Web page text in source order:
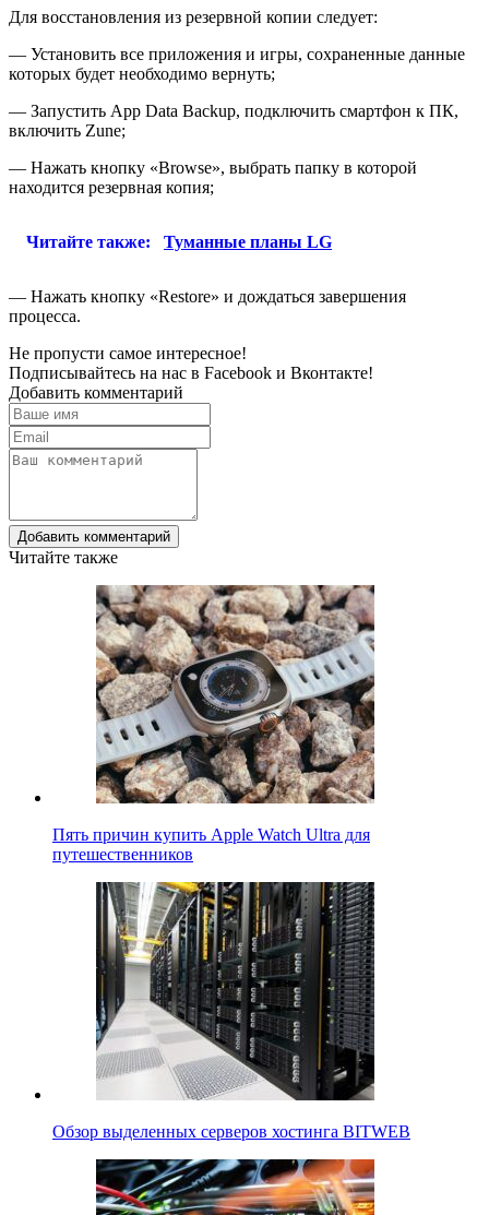
Для восстановления из резервной копии следует:
— Установить все приложения и игры, сохраненные данные
которых будет необходимо вернуть;
— Запустить App Data Backup, подключить смартфон к ПК,
включить Zune;
— Нажать кнопку «Browse», выбрать папку в которой
находится резервная копия;
Читайте также: Туманные планы LG
— Нажать кнопку «Restore» и дождаться завершения
процесса.
Не пропусти самое интересное!
Подписывайтесь на нас в Facebook и Вконтакте!
Добавить комментарий
Добавить комментарий
Читайте также
Пять причин купить Apple Watch Ultra для
путешественников
Обзор выделенных серверов хостинга BITWEB